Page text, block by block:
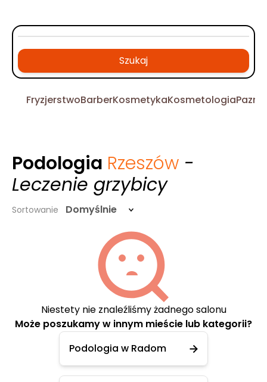
Szukaj
FryzjerstwoBarberKosmetykaKosmetologia
Podologia Rzeszów -
Leczenie grzybicy
Sortowanie Domyślnie
Niestety nie znaleźliśmy żadnego salonu
Może poszukamy w innym mieście lub kategorii?
Podologia w Radom